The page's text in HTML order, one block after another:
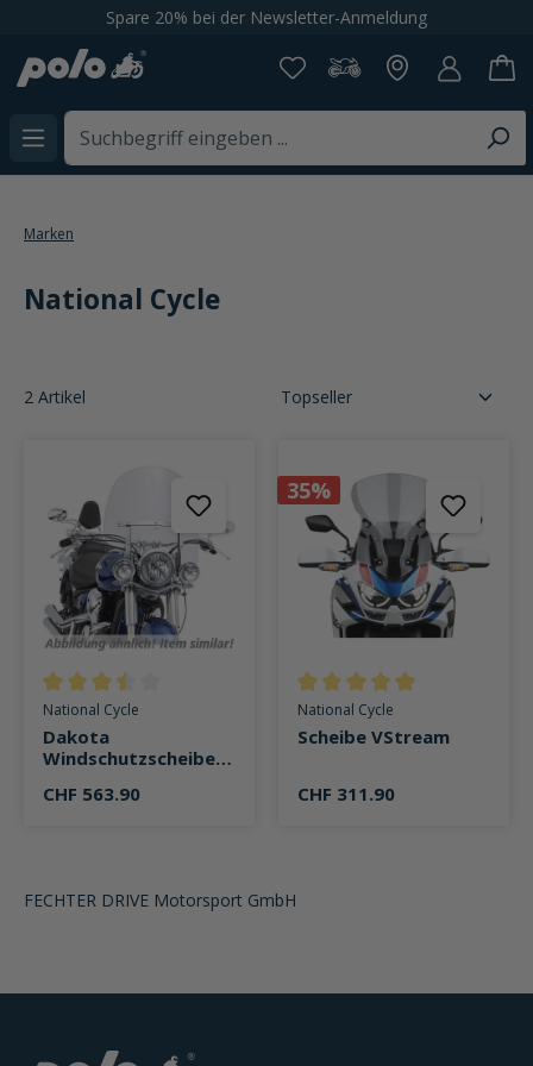
springenSpare 20% bei der Newsletter-Anmeldung
Marken
National Cycle
2 Artikel
Durchschnittliche Bewertung von 3.5 von 5 Sternen
National Cycle
Dakota
Windschutzscheibe
Intruder /Volus
CHF 563.90
35%
Durchschnittliche Bewertung
National Cycle
Scheibe VStream
CHF 311.90
FECHTER DRIVE Motorsport GmbH